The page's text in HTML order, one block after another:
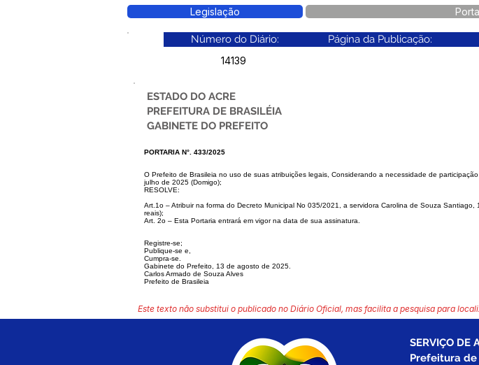
Legislação
Número do Diário: Página da Publicação:
14139
ESTADO DO ACRE
PREFEITURA DE BRASILÉIA
GABINETE DO PREFEITO
PORTARIA N°. 433/2025
O Prefeito de Brasileia no uso de suas atribuições legais, Considerando a necessidade de
julho de 2025 (Domigo);
RESOLVE:
Art.1o – Atribuir na forma do Decreto Municipal No 035/2021, a servidora Carolina de Souza Santiago,
reais);
Art. 2o – Esta Portaria entrará em vigor na data de sua assinatura.
Registre-se;
Publique-se e,
Cumpra-se.
Gabinete do Prefeito, 13 de agosto de 2025.
Carlos Armado de Souza Alves
Prefeito de Brasileia
Este texto não substitui o publicado no Diário Oficial, mas facilita a pesquisa para
SERVIÇO DE
Prefeitura